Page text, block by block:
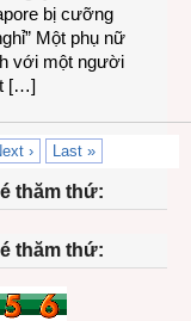
bị cưỡng
Một phụ nữ
với một người
[…]
› Last »
thăm thứ:
thăm thứ: